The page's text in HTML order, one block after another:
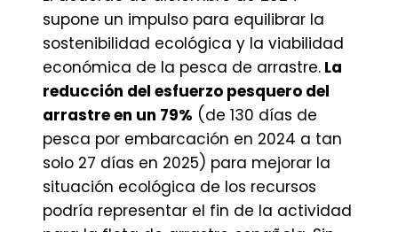
supone un impulso para equilibrar la
sostenibilidad ecológica y la viabilidad
económica de la pesca de arrastre. La
reducción del esfuerzo pesquero del
arrastre en un 79% (de 130 días de
pesca por embarcación en 2024 a tan
solo 27 días en 2025) para mejorar la
situación ecológica de los recursos
podría representar el fin de la actividad